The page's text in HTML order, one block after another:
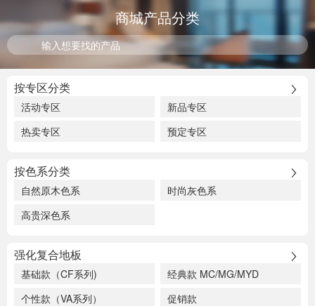
商城产品分类
按专区分类
活动专区
新品专区
热卖专区
预定专区
按色系分类
自然原木色系
时尚灰色系
高贵深色系
强化复合地板
基础款（CF系列)
经典款 MC/MG/MYD
个性款（VA系列）
促销款